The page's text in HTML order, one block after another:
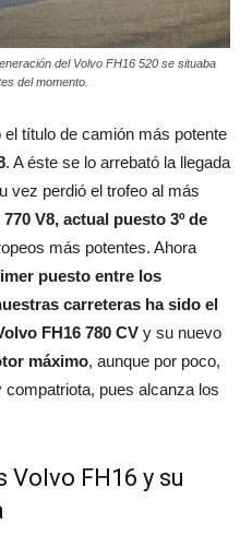
del Volvo FH16 520 se situaba
del momento.
el título de camión más potente
. A éste se lo arrebató la llegada
vez perdió el trofeo al más
V8, actual puesto 3º de
más potentes. Ahora
puesto entre los
carreteras ha sido el
FH16 780 CV y su nuevo
máximo, aunque por poco,
pues alcanza los
Volvo FH16 y su